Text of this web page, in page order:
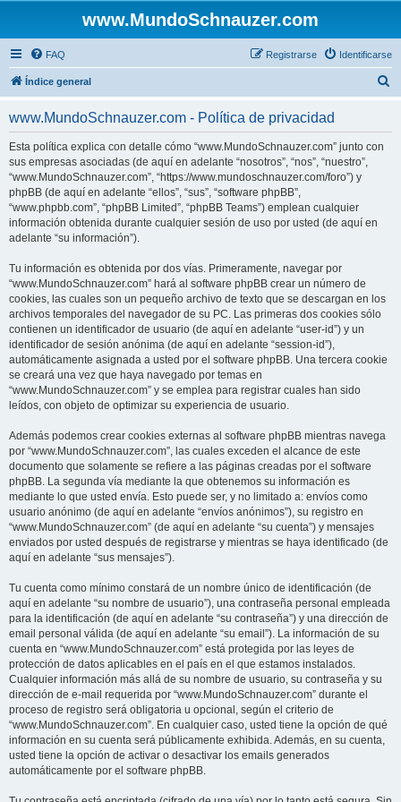
www.MundoSchnauzer.com
FAQ Identificarse
Registrarse
Índice general
www.MundoSchnauzer.com - Política de privacidad
Esta política explica con detalle cómo “www.MundoSchnauzer.com” junto con
sus empresas asociadas (de aquí en adelante “nosotros”, “nos”, “nuestro”,
“www.MundoSchnauzer.com”, “https://www.mundoschnauzer.com/foro”) y
phpBB (de aquí en adelante “ellos”, “sus”, “software phpBB”,
“www.phpbb.com”, “phpBB Limited”, “phpBB Teams”) emplean cualquier
información obtenida durante cualquier sesión de uso por usted (de aquí en
adelante “su información”).
Tu información es obtenida por dos vías. Primeramente, navegar por
“www.MundoSchnauzer.com” hará al software phpBB crear un número de
cookies, las cuales son un pequeño archivo de texto que se descargan en los
archivos temporales del navegador de su PC. Las primeras dos cookies sólo
contienen un identificador de usuario (de aquí en adelante “user-id”) y un
identificador de sesión anónima (de aquí en adelante “session-id”),
automáticamente asignada a usted por el software phpBB. Una tercera cookie
se creará una vez que haya navegado por temas en
“www.MundoSchnauzer.com” y se emplea para registrar cuales han sido
leídos, con objeto de optimizar su experiencia de usuario.
Además podemos crear cookies externas al software phpBB mientras navega
por “www.MundoSchnauzer.com”, las cuales exceden el alcance de este
documento que solamente se refiere a las páginas creadas por el software
phpBB. La segunda vía mediante la que obtenemos su información es
mediante lo que usted envía. Esto puede ser, y no limitado a: envíos como
usuario anónimo (de aquí en adelante “envíos anónimos”), su registro en
“www.MundoSchnauzer.com” (de aquí en adelante “su cuenta”) y mensajes
enviados por usted después de registrarse y mientras se haya identificado (de
aquí en adelante “sus mensajes”).
Tu cuenta como mínimo constará de un nombre único de identificación (de
aquí en adelante “su nombre de usuario”), una contraseña personal empleada
para la identificación (de aquí en adelante “su contraseña”) y una dirección de
email personal válida (de aquí en adelante “su email”). La información de su
cuenta en “www.MundoSchnauzer.com” está protegida por las leyes de
protección de datos aplicables en el país en el que estamos instalados.
Cualquier información más allá de su nombre de usuario, su contraseña y su
dirección de e-mail requerida por “www.MundoSchnauzer.com” durante el
proceso de registro será obligatoria u opcional, según el criterio de
“www.MundoSchnauzer.com”. En cualquier caso, usted tiene la opción de qué
información en su cuenta será públicamente exhibida. Además, en su cuenta,
usted tiene la opción de activar o desactivar los emails generados
automáticamente por el software phpBB.